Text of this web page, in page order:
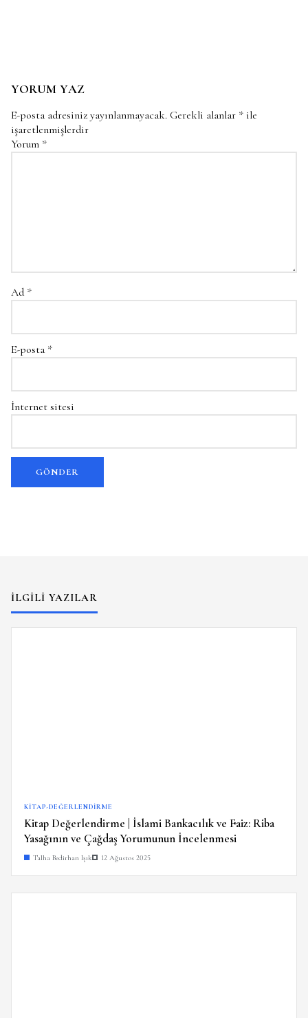
YORUM YAZ
E-posta adresiniz yayınlanmayacak. Gerekli alanlar * ile
işaretlenmişlerdir
Yorum *
Ad *
E-posta *
İnternet sitesi
İLGILI YAZILAR
KITAP-DEĞERLENDIRME
Kitap Değerlendirme | İslami Bankacılık ve Faiz: Riba
Yasağının ve Çağdaş Yorumunun İncelenmesi
Talha Bedirhan Işık 12 Ağustos 2025